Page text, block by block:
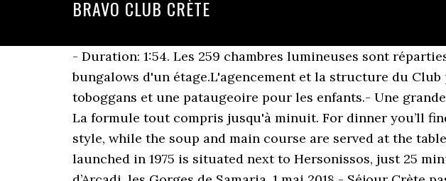
BRAVO CLUB CRÈTE
- Duration: 1:54. Les 259 chambres lumineuses sont réparties dans un batiment principal de 3 étages avec ascenseur, et des bungalows d'un étage.L'agencement et la structure du Club permettent d'accéder directement à : - 2 piscines, dont une avec toboggans et une pataugeoire pour les enfants.- Une grande plage en accès direct.- Une connexion wifi gratuite dans tout le club.- La formule tout compris jusqu'à minuit. For dinner you’ll find a selection of salads, warm Cretan dishes and desserts served buffet-style, while the soup and main course are served at the table. With a 680-room capacity, Creta Maris Beach Resort originally launched in 1975 is situated next to Hersonissos, just 25 minutes (24km) away from the Heraklion Airport. Réthymnon, le monastère d’Arcadi, les Gorges de Samaria. 1 mai 2018 - Séjour Crète pas cher Carrefour Voyages, séjour Bravo Club Dolphin Bay 4* à Amoudara prix promo Carrefour Voyages dès 499 € TTC / personne au lieu de 890 € 8J / 7N Du Lundi au Vendredi de 10h à 12h, BRAVO CLUB : CLUB DE VACANCES EN FORMULE TOUT COMPRIS No need to worry about paying at each stop—all tastings are included, and the trip goes to an olive oil factory, and two family-run wineries. Superficie : 8 336km², cinquième île la plus grande la Méditerranée après la Sicile, la Sardaigne, la Corse et Chypre. Formule tout compris jusqu'à minuit.Le Bravo Club Dolphin Bay abrite un restaurant principal, une taverne grecque (snack) et 3 bars.- Les 3 repas sont servis au restaurant principal, sous forme de buffets.- La taverne grecque Pasiphae vous propose des collations salées, de 11h à 16h, tea time de 16h à 17h et dîner thématique (une fois/séjour et sur réservation).- Entre 15h et 17h, glaces aux bars de la piscine et de la plage. Istron Bay Hotel Crete Greece - Duration: 12:31. Toujours dans le respect de votre rythme, l’animation Bravo Club égayera vos journées grce à l’enthousiasme et au professionnalisme de nos équipes francophones. 8 avril 2018, Pâques Grecques. Les poulpes sèchent encore sur les filets de pêcheurs, les popes s’affairent dans des villages de maisons blanches, de vieux crétois moustache fière et bottes de cuir palabrent aux terrasses, les moulins agitent follement leurs voiles blanches au pied de fières montagnes.Votre fil d’Ariane pour la découvrir ? Ambassade de Grèce : Setting this up takes just a few minutes - - Pour ses 300 jours de soleil par an. La réservation n'est pas possible en ligne avec cette typologie de passagers. Pour gérer vos paramètres . Visitors to your site will appreciate you offering them help with planning their vacation. Sigla Bravo Club 2018 !! See 474 traveler reviews, 980 candid photos, and great deals for Dessole Dolphin Bay Resort, ranked #7 of 37 hotels in Amoudara and rated 4 of 5 at Tripadvisor. 712 02 Héraklion, Crète - Grèce Now $135 (Was $̶1̶5̶6̶) on Tripadvisor: Dessole Dolphin Bay Resort, Amoudara. conditions générales de vente Bravo Club.Le Bravo Club Dolphin Bay est situé face à la mer et au coeur d’un vaste jardin fleuri. Le Bravo Club Dolphin Bay bénéficie d’une excellente situation, directement sur la belle plage d’Amoudara, dans un espace verdoyant de jardins propice au repos. C'est un point de départ idéal pour découvrir le patrimoine culturel et architectural de la Crète. Nous contacter Suivez le guide pour bien préparer votre voyage en Crète. Knossos et Héraklion, témoins de la civilisation minoenne. Caldera Group 9,754 views. Bravo Club est membre de. Ce site a inspiré des peintres, écrivains et poètes au cours des siècles et mérite son titre de Refuge des Dieux . Inscription Newsletter . Le Bravo Club Dolphin Bay propose de nombreux équipements, afin de profiter au maximum de vos vacances :Pour vous détendre, une grande piscine extérieure avec parasols, transats, serviettes à disposition (contre caution), ainsi qu’un bassin séparé pour les enfants.Pour vos enfants (de plus de 1.20 m), une piscine toboggans surveillée.Pour les amateurs de sport, le Club offre un large choix de possibilités : gym douce, Bravo Fitness, aquagym, tennis, beach volley, basketball, mini-foot et pétanque.Avec supplément : - Canoës, ski nautique, parachute ascensionnel et jet ski.- Le Club dispose également d’un Spa (soins, massages, bain à remous, sauna, et hammam) et d’un centre de beauté. Pour gérer vos paramètres . The drinks were very good as was the service considering the place was full and had only one two waitresses for the whole park. La météo est idéale pour se prélasser sur le sable chaud de votre club de vacances en Crète après avoir piquer une tête pour se rafraîchir. Ils cultivent les oliviers depuis toujours et certains oliviers, datant du 13ème siècle, produisent encore des olives. CACTUS BEACH HOTEL &